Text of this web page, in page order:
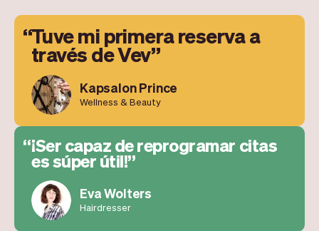
Tuve mi primera reserva a
través de Vev
Kapsalon Prince
Wellness & Beauty
¡Ser capaz de reprogramar citas
es súper útil!
Eva Wolters
Hairdresser